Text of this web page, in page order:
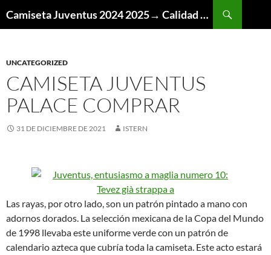
Camiseta Juventus 2024 2025→ Calidad Thai AAA
UNCATEGORIZED
CAMISETA JUVENTUS
PALACE COMPRAR
31 DE DICIEMBRE DE 2021 ISTERN
Las rayas, por otro lado, son un patrón pintado a mano con
adornos dorados. La selección mexicana de la Copa del Mundo
de 1998 llevaba este uniforme verde con un patrón de
calendario azteca que cubría toda la camiseta. Este acto estará